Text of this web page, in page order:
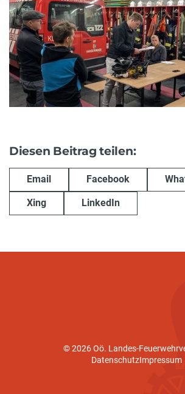
Diesen Beitrag teilen:
Email Facebook
Xing LinkedIn
© 2026 Oö. Landes-
DatenschutzImpressum